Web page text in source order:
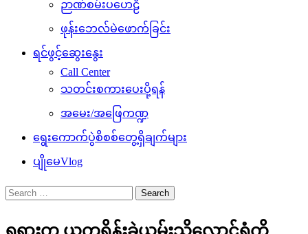
ဉာဏ်စမ်းပဟေဠိ
ဖုန်းဘေလ်မဲဖောက်ခြင်း
ရင်ဖွင့်ဆွေးနွေး
Call Center
သတင်းစကားပေးပို့ရန်
အမေး/အဖြေကဏ္ဍ
ရွေးကောက်ပွဲစိစစ်တွေ့ရှိချက်များ
ပျိုမေVlog
Search
for: